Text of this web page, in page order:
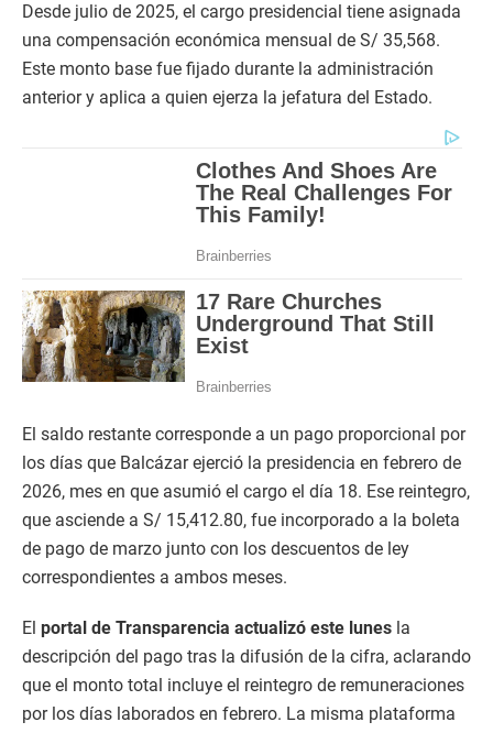
Desde julio de 2025, el cargo presidencial tiene asignada
una compensación económica mensual de S/ 35,568.
Este monto base fue fijado durante la administración
anterior y aplica a quien ejerza la jefatura del Estado.
El saldo restante corresponde a un pago proporcional por
los días que Balcázar ejerció la presidencia en febrero de
2026, mes en que asumió el cargo el día 18. Ese reintegro,
que asciende a S/ 15,412.80, fue incorporado a la boleta
de pago de marzo junto con los descuentos de ley
correspondientes a ambos meses.
El portal de Transparencia actualizó este lunes la
descripción del pago tras la difusión de la cifra, aclarando
que el monto total incluye el reintegro de remuneraciones
por los días laborados en febrero. La misma plataforma